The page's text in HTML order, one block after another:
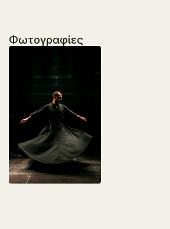
Φωτογραφίες